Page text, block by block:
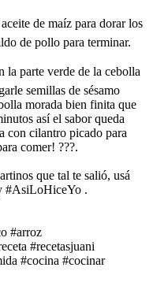
de maíz para dorar los
de pollo para terminar.
la parte verde de la cebolla
semillas de sésamo
morada bien finita que
así el sabor queda
con cilantro picado para
comer! ???.
que tal te salió, usá
#AsiLoHiceYo .
#arroz
#recetasjuani
#cocina #cocinar